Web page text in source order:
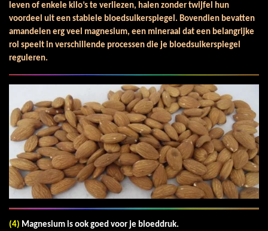
leven of enkele kilo’s te verliezen, halen zonder twijfel hun
voordeel uit een stabiele bloedsuikerspiegel. Bovendien bevatten
amandelen erg veel magnesium, een mineraal dat een belangrijke
rol speelt in verschillende processen die je bloedsuikerspiegel
reguleren.
(4) Magnesium is ook goed voor je bloeddruk.